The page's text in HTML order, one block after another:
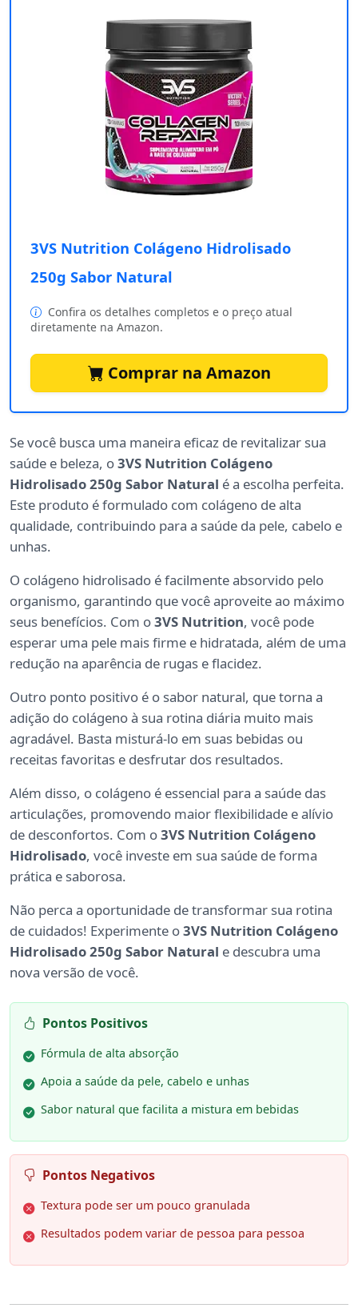
3VS Nutrition Colágeno Hidrolisado
250g Sabor Natural
Confira os detalhes completos e o preço atual
diretamente na Amazon.
Comprar na Amazon
Se você busca uma maneira eficaz de revitalizar sua
saúde e beleza, o3VS Nutrition Colágeno
Hidrolisado 250g Sabor Natural é a escolha perfeita.
Este produto é formulado com colágeno de alta
qualidade, contribuindo para a saúde da pele, cabelo e
unhas.
O colágeno hidrolisado é facilmente absorvido pelo
organismo, garantindo que você aproveite ao máximo
seus benefícios. Com o3VS Nutrition, você pode
esperar uma pele mais firme e hidratada, além de uma
redução na aparência de rugas e flacidez.
Outro ponto positivo é o sabor natural, que torna a
adição do colágeno à sua rotina diária muito mais
agradável. Basta misturá-lo em suas bebidas ou
receitas favoritas e desfrutar dos resultados.
Além disso, o colágeno é essencial para a saúde das
articulações, promovendo maior flexibilidade e alívio
de desconfortos. Com o3VS Nutrition Colágeno
Hidrolisado, você investe em sua saúde de forma
prática e saborosa.
Não perca a oportunidade de transformar sua rotina
de cuidados! Experimente o3VS Nutrition Colágeno
Hidrolisado 250g Sabor Natural e descubra uma
nova versão de você.
Pontos Positivos
Fórmula de alta absorção
Apoia a saúde da pele, cabelo e unhas
Sabor natural que facilita a mistura em bebidas
Pontos Negativos
Textura pode ser um pouco granulada
Resultados podem variar de pessoa para pessoa